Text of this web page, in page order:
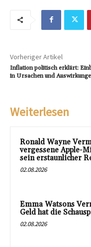
Vorheriger Artikel
Inflation politisch erklärt:
in Ursachen und
Weiterlesen
Ronald Wayne
vergessene Apple-
sein erstaunlicher
02.08.2026
Emma Watsons
Geld hat die
02.08.2026